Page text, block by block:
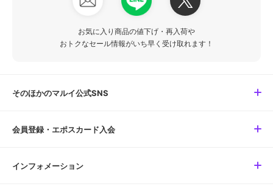
お気に入り商品の値下げ・再入荷や
おトクなセール情報がいち早く受け取れます！
そのほかのマルイ公式SNS
会員登録・エポスカード入会
インフォメーション